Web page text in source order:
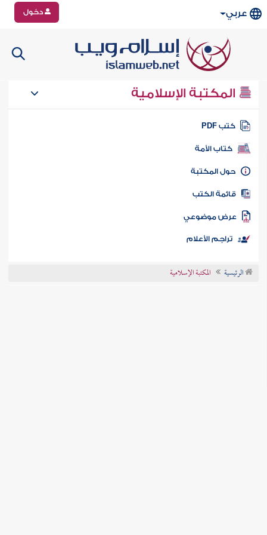
عربي دخول
المكتبة الإسلامية
كتب PDF
كتاب الأمة
المكتبة
الكتب
موضوعي
تراجم الأعلام
الرئيسية المكتبة الإسلامية